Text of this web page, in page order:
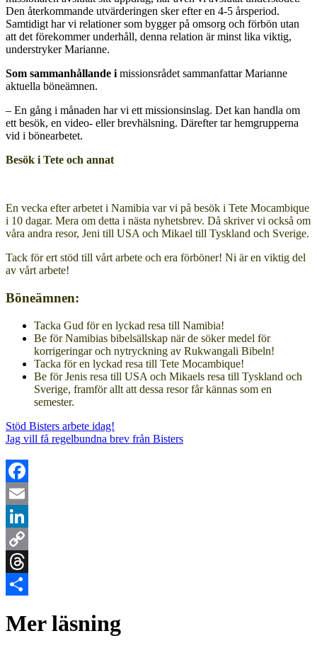
Den återkommande utvärderingen sker efter en 4-5 årsperiod.
Samtidigt har vi relationer som bygger på omsorg och förbön utan
att det förekommer underhåll, denna relation är minst lika viktig,
understryker Marianne.
Som sammanhållande i missionsrådet sammanfattar Marianne
aktuella böneämnen.
– En gång i månaden har vi ett missionsinslag. Det kan handla om
ett besök, en video- eller brevhälsning. Därefter tar hemgrupperna
vid i bönearbetet.
Besök i Tete och annat
En vecka efter arbetet i Namibia var vi på besök i Tete Mocambique
i 10 dagar. Mera om detta i nästa nyhetsbrev. Då skriver vi också om
våra andra resor, Jeni till USA och Mikael till Tyskland och Sverige.
Tack för ert stöd till vårt arbete och era förböner! Ni är en viktig del
av vårt arbete!
Böneämnen:
Tacka Gud för en lyckad resa till Namibia!
Be för Namibias bibelsällskap när de söker medel för
korrigeringar och nytryckning av Rukwangali Bibeln!
Tacka för en lyckad resa till Tete Mocambique!
Be för Jenis resa till USA och Mikaels resa till Tyskland och
Sverige, framför allt att dessa resor får kännas som en
semester.
Stöd Bisters arbete idag!
Jag vill få regelbundna brev från Bisters
Mer läsning